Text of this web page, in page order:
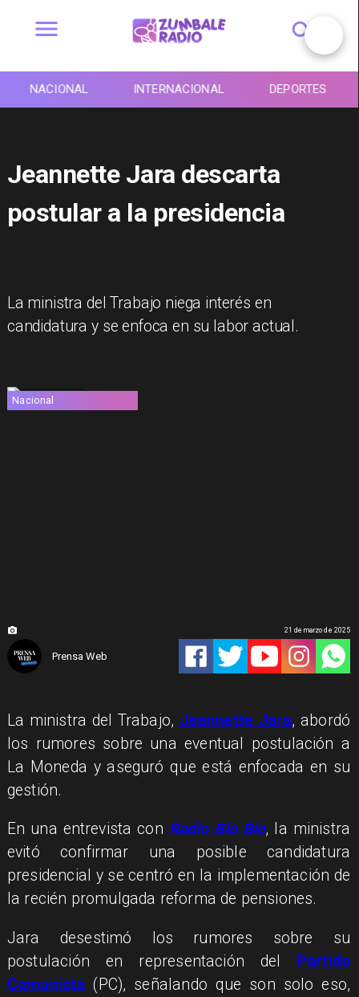
NACIONAL INTERNACIONAL DEPORTES
Jeannette Jara descarta
postular a la presidencia
La ministra del Trabajo niega interés en
candidatura y se enfoca en su labor actual.
Nacional
Prensa Web
21 de marzo de 2025
La ministra del Trabajo, Jeannette Jara, abordó
los rumores sobre una eventual postulación a
La Moneda y aseguró que está enfocada en su
gestión.
En una entrevista con Radio Bío Bío, la ministra
evitó confirmar una posible candidatura
presidencial y se centró en la implementación de
la recién promulgada reforma de pensiones.
Jara desestimó los rumores sobre su
postulación en representación del Partido
Comunista (PC), señalando que son solo eso,